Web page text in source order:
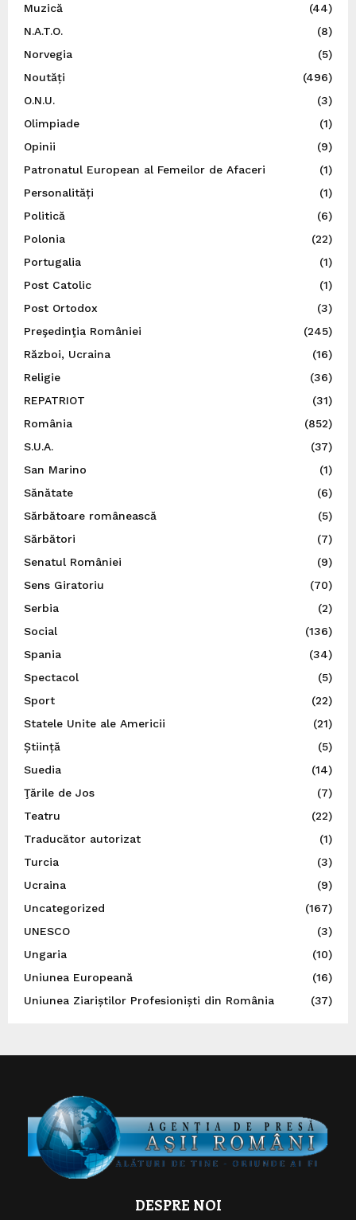
Muzică
(44)
N.A.T.O.
(8)
Norvegia
(5)
Noutăți
(496)
O.N.U.
(3)
Olimpiade
(1)
Opinii
(9)
Patronatul European al Femeilor de Afaceri
(1)
Personalități
(1)
Politică
(6)
Polonia
(22)
Portugalia
(1)
Post Catolic
(1)
Post Ortodox
(3)
Preşedinţia României
(245)
Război, Ucraina
(16)
Religie
(36)
REPATRIOT
(31)
România
(852)
S.U.A.
(37)
San Marino
(1)
Sănătate
(6)
Sărbătoare românească
(5)
Sărbători
(7)
Senatul României
(9)
Sens Giratoriu
(70)
Serbia
(2)
Social
(136)
Spania
(34)
Spectacol
(5)
Sport
(22)
Statele Unite ale Americii
(21)
Știință
(5)
Suedia
(14)
Ţările de Jos
(7)
Teatru
(22)
Traducător autorizat
(1)
Turcia
(3)
Ucraina
(9)
Uncategorized
(167)
UNESCO
(3)
Ungaria
(10)
Uniunea Europeană
(16)
Uniunea Ziariștilor Profesioniști din România
(37)
DESPRE NOI